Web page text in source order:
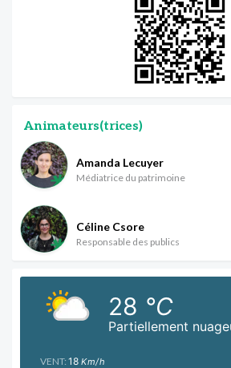
Animateurs(trices)
Amanda Lecuyer
Médiatrice du patrimoine
Céline Csore
Responsable des publics
Partiellement
28 °C
VENT: 18 Km/h